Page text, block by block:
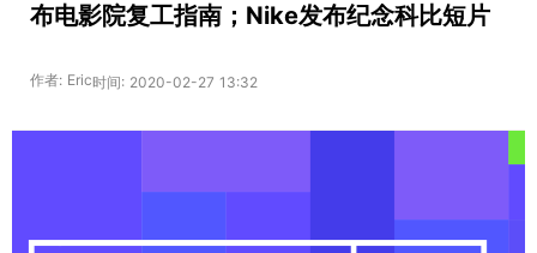
布电影院复工指南；Nike发布纪念科比短片
作者: Eric时间: 2020-02-27 13:32